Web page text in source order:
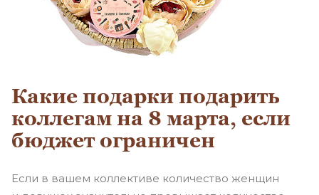
Какие подарки подарить
коллегам на 8 марта, если
бюджет ограничен
Если в вашем коллективе количество женщин